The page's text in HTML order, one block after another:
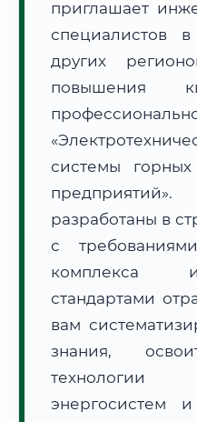
• Маршрут транзита:~2 853 км
📜 Документы и аккредитация
Нажмите на документ
приглашает
специалистов
других
повышения
системы
разработаны в
с
комплекса
стандартами
вам
знания,
технологии
энергосистем